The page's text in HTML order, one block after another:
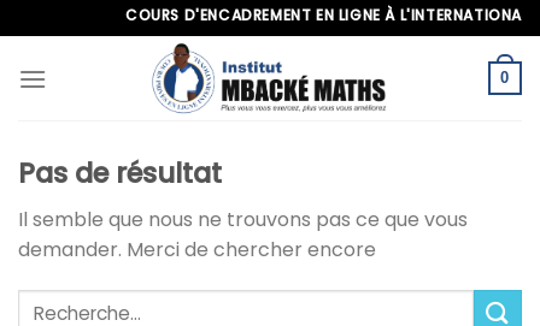
to
content
COURS D'ENCADREMENT EN LIGNE À L'INTERNATIONAL,
0
Pas de résultat
Il semble que nous ne trouvons pas ce que vous
demander. Merci de chercher encore